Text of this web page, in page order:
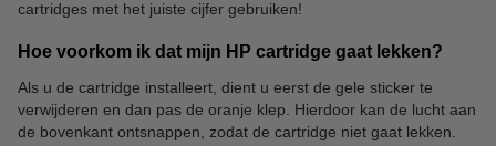
cartridges met het juiste cijfer gebruiken!
Hoe voorkom ik dat mijn HP cartridge gaat lekken?
Als u de cartridge installeert, dient u eerst de gele sticker te
verwijderen en dan pas de oranje klep. Hierdoor kan de lucht aan
de bovenkant ontsnappen, zodat de cartridge niet gaat lekken.